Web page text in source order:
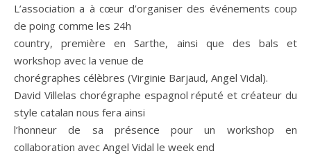
L’association a à cœur d’organiser des événements coup
de poing comme les 24h
country, première en Sarthe, ainsi que des bals et
workshop avec la venue de
chorégraphes célèbres (Virginie Barjaud, Angel Vidal).
David Villelas chorégraphe espagnol réputé et créateur du
style catalan nous fera ainsi
l’honneur de sa présence pour un workshop en
collaboration avec Angel Vidal le week end